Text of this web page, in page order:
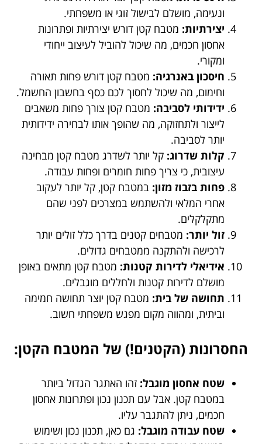
ונעימה, מושלם לבישול זוגי או משפחתי.
יצירתיות: מטבח קטן דורש יצירתיות ופתרונות
אחסון חכמים, מה שיכול להוביל לעיצוב ייחודי
ומקורי.
חיסכון באנרגיה: מטבח קטן דורש פחות תאורה
וחימום, מה שיכול לחסוך לכם כסף בחשבון החשמל.
ידידותי לסביבה: מטבח קטן צורך פחות משאבים
לייצור ולתחזוקה, מה שהופך אותו לבחירה ידידותית
יותר לסביבה.
קלות שדרוג: קל יותר לשדרג מטבח קטן מבחינה
עיצובית, כי צריך פחות חומרים ופחות עבודה.
פחות בזבוז מזון: במטבח קטן, קל יותר לעקוב
אחרי המלאי ולהשתמש במצרכים לפני שהם
מתקלקלים.
זול יותר: מטבחים קטנים בדרך כלל זולים יותר
לרכישה ולהתקנה ממטבחים גדולים.
אידיאלי לדירות קטנות: מטבח קטן מתאים באופן
מושלם לדירות קטנות ולחללים מוגבלים.
תחושה של בית: מטבח קטן יוצר תחושה חמימה
וביתית, ומהווה מקום מפגש משפחתי חשוב.
החסרונות (הקטנים!) של המטבח הקטן:
שטח אחסון מוגבל: זהו האתגר הגדול ביותר
במטבח קטן. אבל עם תכנון נכון ופתרונות אחסון
חכמים, ניתן להתגבר עליו.
שטח עבודה מוגבל: גם כאן, תכנון נכון ושימוש